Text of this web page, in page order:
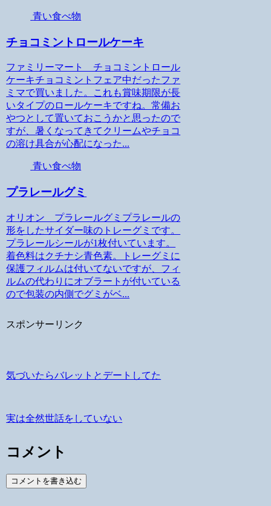
青い食べ物
チョコミントロールケーキ
ファミリーマート チョコミントロール
ケーキチョコミントフェア中だったファ
ミマで買いました。これも賞味期限が長
いタイプのロールケーキですね。常備お
やつとして置いておこうかと思ったので
すが、暑くなってきてクリームやチョコ
の溶け具合が心配になった...
青い食べ物
プラレールグミ
オリオン プラレールグミプラレールの
形をしたサイダー味のトレーグミです。
プラレールシールが1枚付いています。
着色料はクチナシ青色素。トレーグミに
保護フィルムは付いてないですが、フィ
ルムの代わりにオブラートが付いている
ので包装の内側でグミがベ...
スポンサーリンク
気づいたらバレットとデートしてた
実は全然世話をしていない
コメント
コメントを書き込む